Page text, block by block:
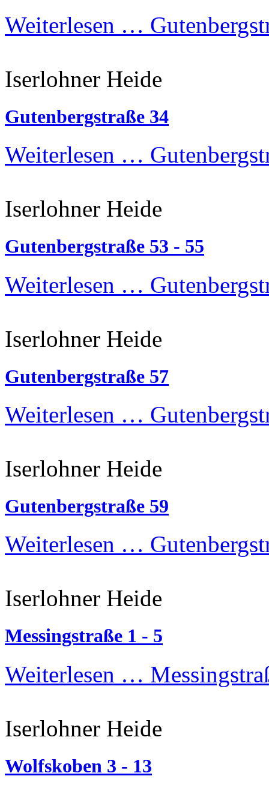
Weiterlesen …
Iserlohner Heide
Gutenbergstraße 34
Weiterlesen …
Iserlohner Heide
Gutenbergstraße 53 - 55
Weiterlesen …
Iserlohner Heide
Gutenbergstraße 57
Weiterlesen …
Iserlohner Heide
Gutenbergstraße 59
Weiterlesen …
Iserlohner Heide
Messingstraße 1 - 5
Weiterlesen …
Iserlohner Heide
Wolfskoben 3 - 13